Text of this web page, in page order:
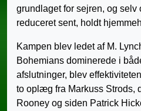
grundlaget for sejren, og selv
reduceret sent, holdt
Kampen blev ledet af M.
Bohemians dominerede i
afslutninger, blev
to oplæg fra Markuss Strods,
Rooney og siden Patrick